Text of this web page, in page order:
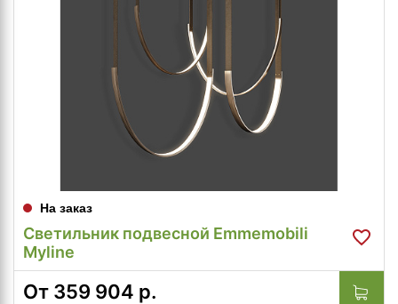
На заказ
Светильник подвесной Emmemobili
Myline
От 359 904 р.